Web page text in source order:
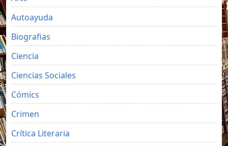
Autoayuda
Biografias
Ciencia
Ciencias Sociales
Cómics
Crimen
Crítica Literaria